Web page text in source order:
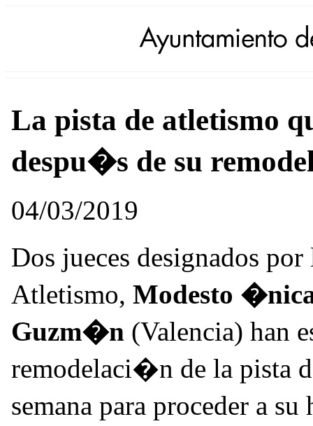
La pista de atletismo
despu�s de su
04/03/2019
Dos jueces designados
Atletismo, Modesto
Guzm�n (Valencia) han
remodelaci�n de la pista
semana para proceder a